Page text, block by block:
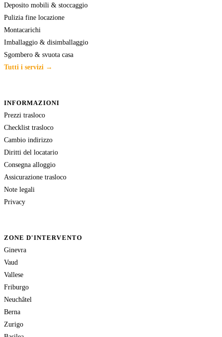
Deposito mobili & stoccaggio
Pulizia fine locazione
Montacarichi
Imballaggio & disimballaggio
Sgombero & svuota casa
Tutti i servizi →
INFORMAZIONI
Prezzi trasloco
Checklist trasloco
Cambio indirizzo
Diritti del locatario
Consegna alloggio
Assicurazione trasloco
Note legali
Privacy
ZONE D'INTERVENTO
Ginevra
Vaud
Vallese
Friburgo
Neuchâtel
Berna
Zurigo